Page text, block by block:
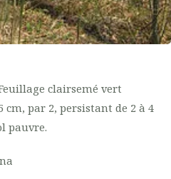
clairsemé vert
par 2, persistant de 2 à 4
pauvre.